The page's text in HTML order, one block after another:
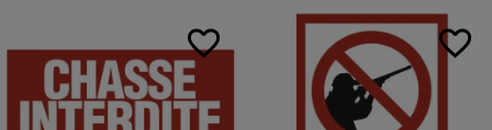
favorite_border favorite_border